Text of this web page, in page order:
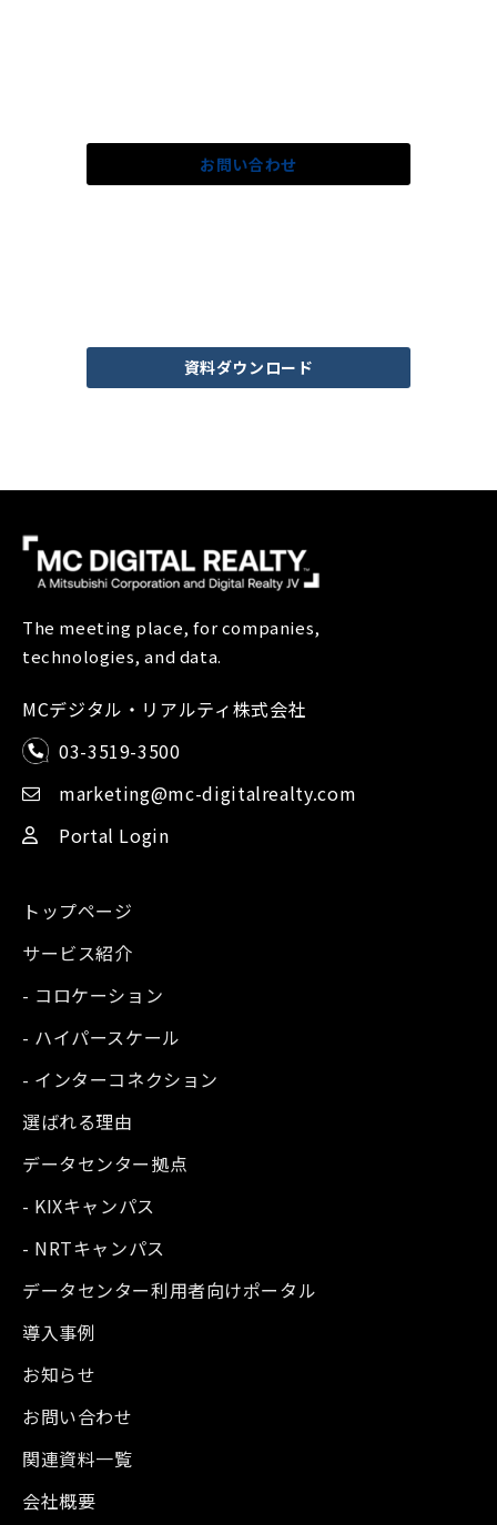
お問い合わせ
資料ダウンロード
The meeting place, for companies,
technologies, and data.
MCデジタル・リアルティ株式会社
03-3519-3500
marketing@mc-digitalrealty.com
Portal Login
トップページ
サービス紹介
- コロケーション
- ハイパースケール
- インターコネクション
選ばれる理由
データセンター拠点
- KIXキャンパス
- NRTキャンパス
データセンター利用者向けポータル
導入事例
お知らせ
お問い合わせ
関連資料一覧
会社概要